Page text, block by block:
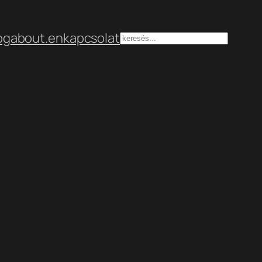
about.enkapcsolatKeresés